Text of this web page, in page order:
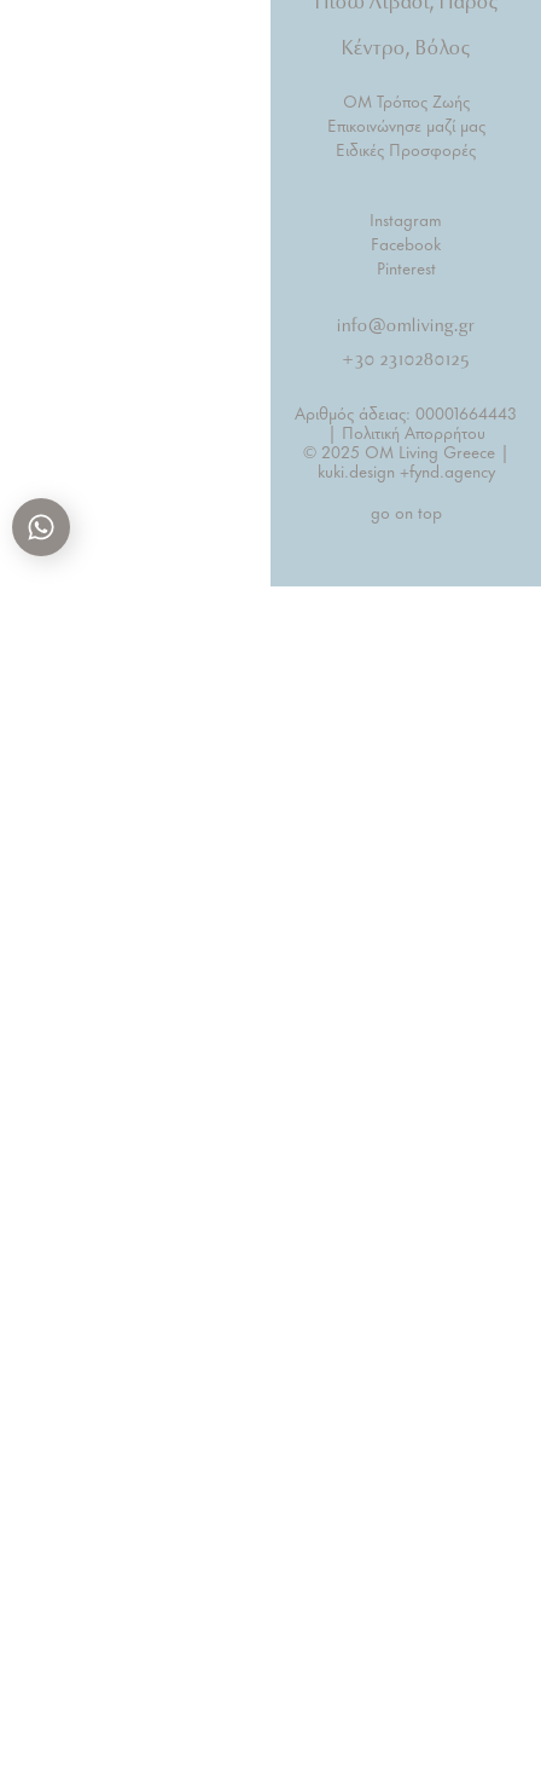
Κέντρο, Βόλος
OM Τρόπος Ζωής
Επικοινώνησε μαζί μας
Ειδικές Προσφορές
Instagram
Facebook
Pinterest
info@omliving.gr
+30 2310280125
Αριθμός άδειας: 00001664443
| Πολιτική Απορρήτου
© 2025 OM Living Greece |
kuki.design +fynd.agency
go on top